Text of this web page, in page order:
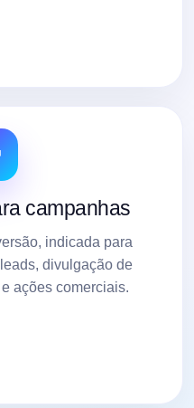
campanhas
indicada para
divulgação de
ações comerciais.